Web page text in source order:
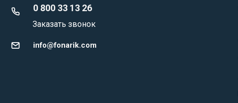
0 800 33 13 26
Заказать звонок
info@fonarik.com